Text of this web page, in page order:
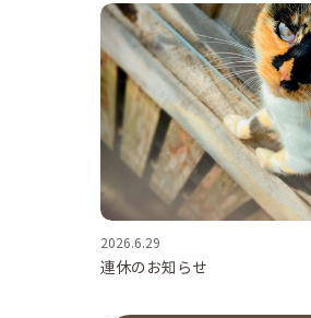
2026.6.29
連休のお知らせ